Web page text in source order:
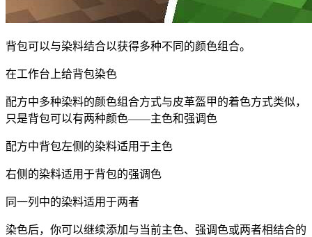
背包可以与染料结合以获得多种不同的颜色组合。
在工作台上给背包染色
配方中多种染料的颜色组合方式与皮革盔甲的着色方式类似，
只是背包可以有两种颜色——主色和强调色
配方中背包左侧的染料适用于主色
右侧的染料适用于背包的强调色
同一列中的染料适用于两者
染色后，你可以继续添加与当前主色、强调色或两者相结合的